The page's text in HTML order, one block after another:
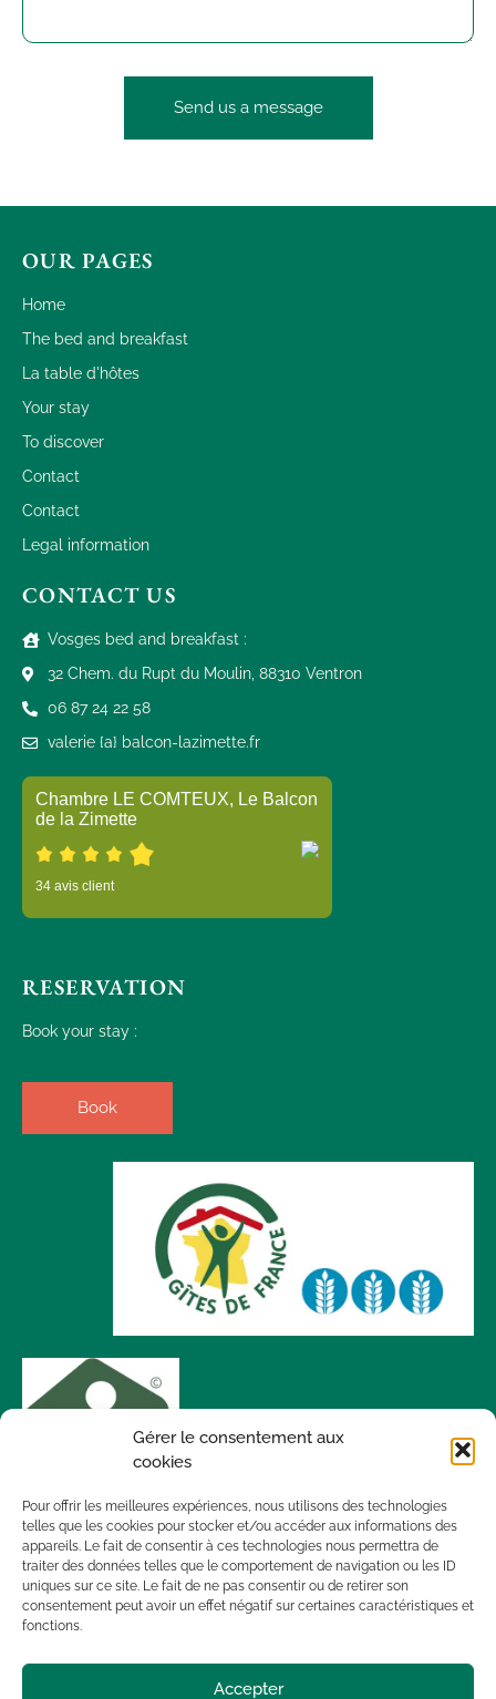
Gérer le consentement aux
cookies
Pour offrir les meilleures expériences, nous utilisons des technologies
telles que les cookies pour stocker et/ou accéder aux informations des
appareils. Le fait de consentir à ces technologies nous permettra de
traiter des données telles que le comportement de navigation ou les ID
uniques sur ce site. Le fait de ne pas consentir ou de retirer son
consentement peut avoir un effet négatif sur certaines caractéristiques et
fonctions.
Accepter
Send us a message
OUR PAGES
Home
The bed and breakfast
La table d'hôtes
Your stay
To discover
Contact
Contact
Legal information
CONTACT US
Vosges bed and breakfast :
32 Chem. du Rupt du Moulin, 88310 Ventron
06 87 24 22 58
valerie {a} balcon-lazimette.fr
RESERVATION
Book your stay :
Book